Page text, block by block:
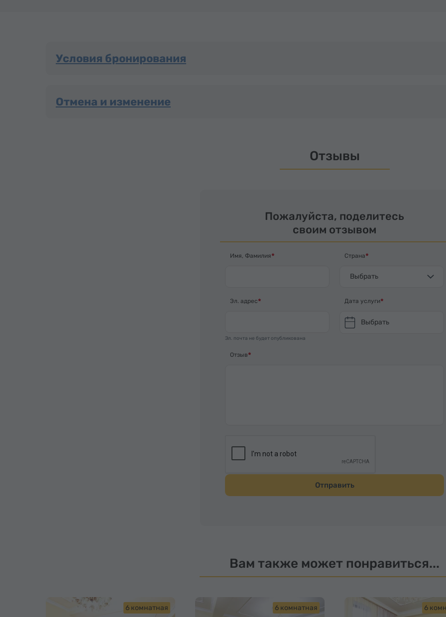
Условия бронирования
Отмена и изменение
Отзывы
Пожалуйста, поделитесь
своим отзывом
Имя, Фамилия Страна
Выбрать
Эл. адрес
Эл. почта не будет опубликована
Дата услуги
Выбрать
Отзыв
Отправить
Вам также может понравиться...
6 комнатная 6 комнатная 6